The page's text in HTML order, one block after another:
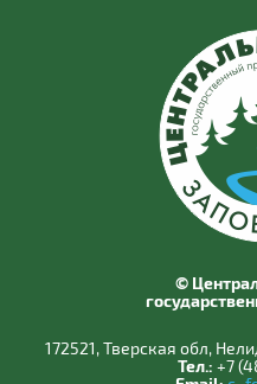
©
172521, Тверская обл,
Тел.: +7